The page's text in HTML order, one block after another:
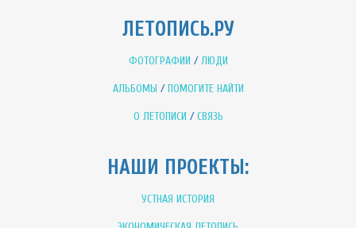
ЛЕТОПИСЬ.РУ
ФОТОГРАФИИ /ЛЮДИ
АЛЬБОМЫ /ПОМОГИТЕ НАЙТИ
О ЛЕТОПИСИ /СВЯЗЬ
НАШИ ПРОЕКТЫ:
УСТНАЯ ИСТОРИЯ